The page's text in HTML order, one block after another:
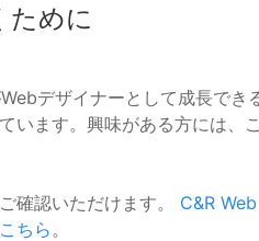
ために
デザイナーとして成長でき
います。興味がある方には、
確認いただけます。 C&R
こちら 。